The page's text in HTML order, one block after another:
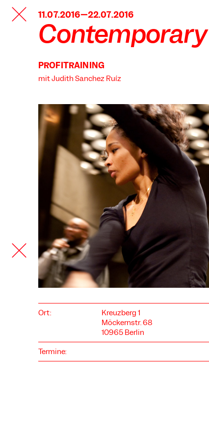
TANZFABRIK
BERLIN11.07.2016—22.07.2016
Contemporary
PROFITRAINING
mit Judith Sánchez Ruíz
Ort:
Kreuzberg 1
Möckernstr. 68
10965 Berlin
Termine:
COOKIE-EINSTELLUNGEN
Wir verwenden Cookies und Inhalte externer Anbieter auf
unserer Website. Notwendige Cookies sind essenziell, damit